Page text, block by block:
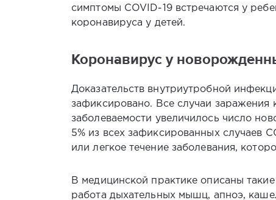
симптомы COVID-19 встречаются у
коронавируса у детей.
Коронавирус у
Доказательств внутриутробной
зафиксировано. Все случаи
заболеваемости увеличилось число
5% из всех зафиксированных случаев
или легкое течение заболевания,
В медицинской практике описаны
работа дыхательных мышц, апноэ,